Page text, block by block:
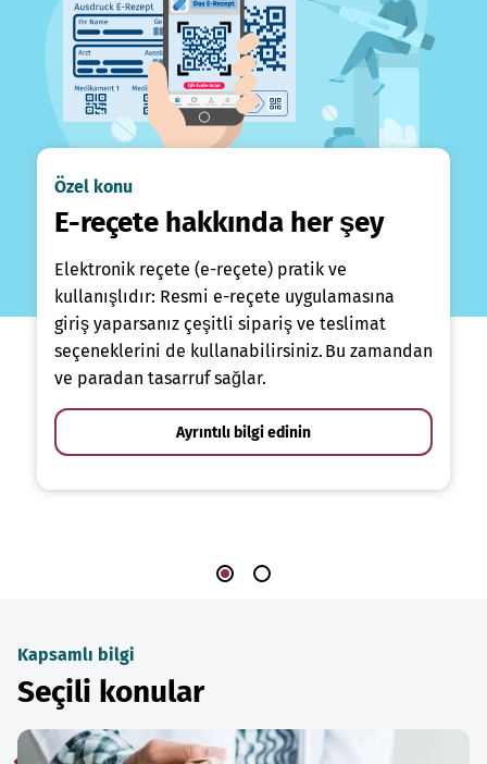
Özel konu
E-reçete hakkında her şey
Elektronik reçete (e-reçete) pratik ve
kullanışlıdır: Resmi e-reçete uygulamasına
giriş yaparsanız çeşitli sipariş ve teslimat
seçeneklerini de kullanabilirsiniz. Bu zamandan
ve paradan tasarruf sağlar.
Ayrıntılı bilgi edinin
Kapsamlı bilgi
Seçili konular